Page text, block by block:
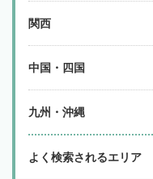
関西
中国・四国
九州・沖縄
よく検索されるエリア